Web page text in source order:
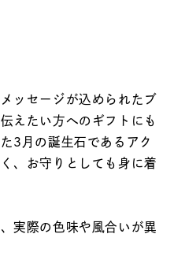
ッセージが込められたブ
えたい方へのギフトにも
3月の誕生石であるアク
、お守りとしても身に着
実際の色味や風合いが異